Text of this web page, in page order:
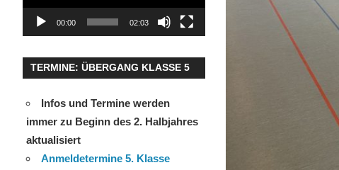
00:00 02:03
TERMINE: ÜBERGANG KLASSE 5
Infos und Termine werden
immer zu Beginn des 2. Halbjahres
aktualisiert
Anmeldetermine 5. Klasse